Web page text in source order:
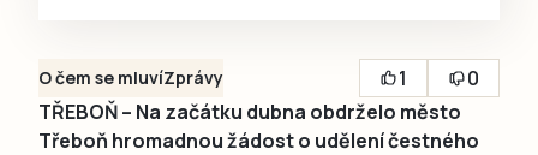
O čem se mluvíZprávy 1
0
TŘEBOŇ – Na začátku dubna obdrželo město
Třeboň hromadnou žádost o udělení čestného